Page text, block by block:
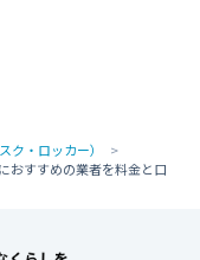
ク・ロッカー）
おすすめの業者を料金と口